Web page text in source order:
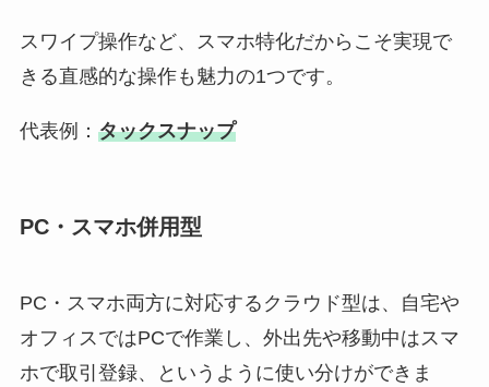
スワイプ操作など、スマホ特化だからこそ実現で
きる直感的な操作も魅力の1つです。
代表例： タックスナップ
PC・スマホ併用型
PC・スマホ両方に対応するクラウド型は、自宅や
オフィスではPCで作業し、外出先や移動中はスマ
ホで取引登録、というように使い分けができま